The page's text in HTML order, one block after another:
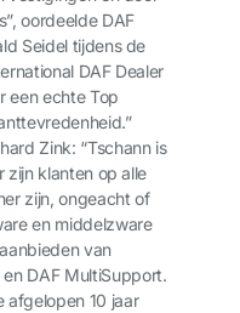
oordeelde DAF
Seidel tijdens de
DAF Dealer
een echte Top
Zink: “Tschann is
zijn klanten op alle
zijn, ongeacht of
en middelzware
van
DAF MultiSupport.
afgelopen 10 jaar